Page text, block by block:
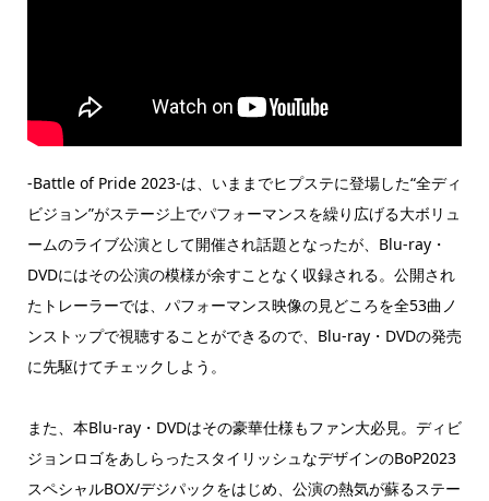
-Battle of Pride 2023-は、いままでヒプステに登場した“全ディ
ビジョン”がステージ上でパフォーマンスを繰り広げる大ボリュ
ームのライブ公演として開催され話題となったが、Blu-ray・
DVDにはその公演の模様が余すことなく収録される。公開され
たトレーラーでは、パフォーマンス映像の見どころを全53曲ノ
ンストップで視聴することができるので、Blu-ray・DVDの発売
に先駆けてチェックしよう。
また、本Blu-ray・DVDはその豪華仕様もファン大必見。ディビ
ジョンロゴをあしらったスタイリッシュなデザインのBoP2023
スペシャルBOX/デジパックをはじめ、公演の熱気が蘇るステー